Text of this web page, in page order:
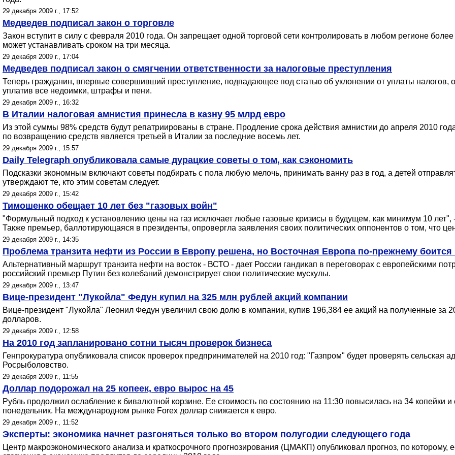
29 декабря 2009 г., 17:52
Медведев подписал закон о торговле
Закон вступит в силу с февраля 2010 года. Он запрещает одной торговой сети контролировать в любом регионе
может устанавливать сроком на три месяца.
29 декабря 2009 г., 17:04
Медведев подписал закон о смягчении ответственности за налоговые преступления
Теперь гражданин, впервые совершивший преступление, подпадающее под статью об уклонении от уплаты налогов,
уплатив все недоимки, штрафы и пени.
29 декабря 2009 г., 16:32
В Италии налоговая амнистия принесла в казну 95 млрд евро
Из этой суммы 98% средств будут репатриированы в стране. Продление срока действия амнистии до апреля 2010
по возвращению средств является третьей в Италии за последние восемь лет.
29 декабря 2009 г., 15:57
Daily Telegraph опубликовала самые дурацкие советы о том, как сэкономить
Подсказки экономным включают советы подбирать с пола любую мелочь, принимать ванну раз в год, а детей
утверждают те, кто этим советам следует.
29 декабря 2009 г., 15:42
Тимошенко обещает 10 лет без "газовых войн"
"Формульный подход к установлению цены на газ исключает любые газовые кризисы в будущем, как минимум 10
Также премьер, баллотирующаяся в президенты, опровергла заявления своих политических оппонентов о том, что
29 декабря 2009 г., 14:35
Проблема транзита нефти из России в Европу решена, но Восточная Европа по-прежнему боится
Альтернативный маршрут транзита нефти на восток - ВСТО - дает России гандикап в переговорах с европейскими
российский премьер Путин без колебаний демонстрирует свои политические мускулы.
29 декабря 2009 г., 13:47
Вице-президент "Лукойла" Федун купил на 325 млн рублей акций компании
Вице-президент "Лукойла" Леонил Федун увеличил свою долю в компании, купив 196,384 ее акций на полученные за
долларов.
29 декабря 2009 г., 12:58
На 2010 год запланировано сотни тысяч проверок бизнеса
Генпрокуратура опубликовала список проверок предпринимателей на 2010 год: "Газпром" будет проверять сельская
Росрыболовство.
29 декабря 2009 г., 11:55
Доллар подорожал на 25 копеек, евро вырос на 45
Рубль продолжил ослабление к бивалютной корзине. Ее стоимость по состоянию на 11:30 повысилась на 34 копейки
понедельник. На международном рынке Forex доллар снижается к евро.
29 декабря 2009 г., 11:52
Эксперты: экономика начнет разгоняться только во втором полугодии следующего года
Центр макроэкономического анализа и краткосрочного прогнозирования (ЦМАКП) опубликовал прогноз, по которому,